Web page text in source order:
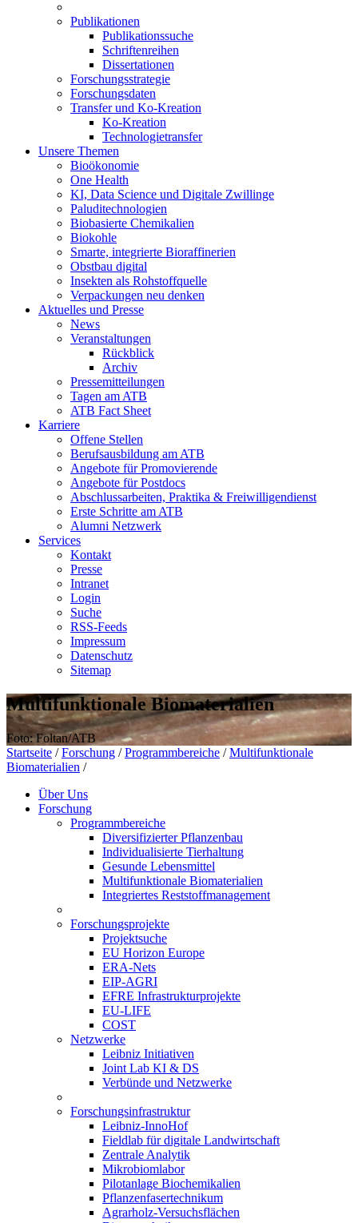
Publikationen
Publikationssuche
Schriftenreihen
Dissertationen
Forschungsstrategie
Forschungsdaten
Transfer und Ko-Kreation
Ko-Kreation
Technologietransfer
Unsere Themen
Bioökonomie
One Health
KI, Data Science und Digitale Zwillinge
Paluditechnologien
Biobasierte Chemikalien
Biokohle
Smarte, integrierte Bioraffinerien
Obstbau digital
Insekten als Rohstoffquelle
Verpackungen neu denken
Aktuelles und Presse
News
Veranstaltungen
Rückblick
Archiv
Pressemitteilungen
Tagen am ATB
ATB Fact Sheet
Karriere
Offene Stellen
Berufsausbildung am ATB
Angebote für Promovierende
Angebote für Postdocs
Abschlussarbeiten, Praktika & Freiwilligendienst
Erste Schritte am ATB
Alumni Netzwerk
Services
Kontakt
Presse
Intranet
Login
Suche
RSS-Feeds
Impressum
Datenschutz
Sitemap
Multifunktionale Biomaterialien
Foto: Foltan/ATB
Startseite / Forschung / Programmbereiche / Multifunktionale
Biomaterialien /
Über Uns
Forschung
Programmbereiche
Diversifizierter Pflanzenbau
Individualisierte Tierhaltung
Gesunde Lebensmittel
Multifunktionale Biomaterialien
Integriertes Reststoffmanagement
Forschungsprojekte
Projektsuche
EU Horizon Europe
ERA-Nets
EIP-AGRI
EFRE Infrastrukturprojekte
EU-LIFE
COST
Netzwerke
Leibniz Initiativen
Joint Lab KI & DS
Verbünde und Netzwerke
Forschungsinfrastruktur
Leibniz-InnoHof
Fieldlab für digitale Landwirtschaft
Zentrale Analytik
Mikrobiomlabor
Pilotanlage Biochemikalien
Pflanzenfasertechnikum
Agrarholz-Versuchsflächen